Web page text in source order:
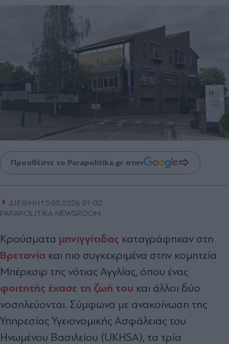
Προσθέστε το Parapolitika.gr στην
ΔΙΕΘΝΗ15.05.2026 01:02
PARAPOLITIKA NEWSROOM
Κρούσματα μηνιγγίτιδας καταγράφηκαν στη
Βρετανία και πιο συγκεκριμένα στην κομητεία
Μπέρκσιρ της νότιας Αγγλίας, όπου ένας
φοιτητής έχασε τη ζωή του και άλλοι δύο
νοσηλεύονται. Σύμφωνα με ανακοίνωση της
Υπηρεσίας Υγειονομικής Ασφάλειας του
Ηνωμένου Βασιλείου (UKHSA), τα τρία